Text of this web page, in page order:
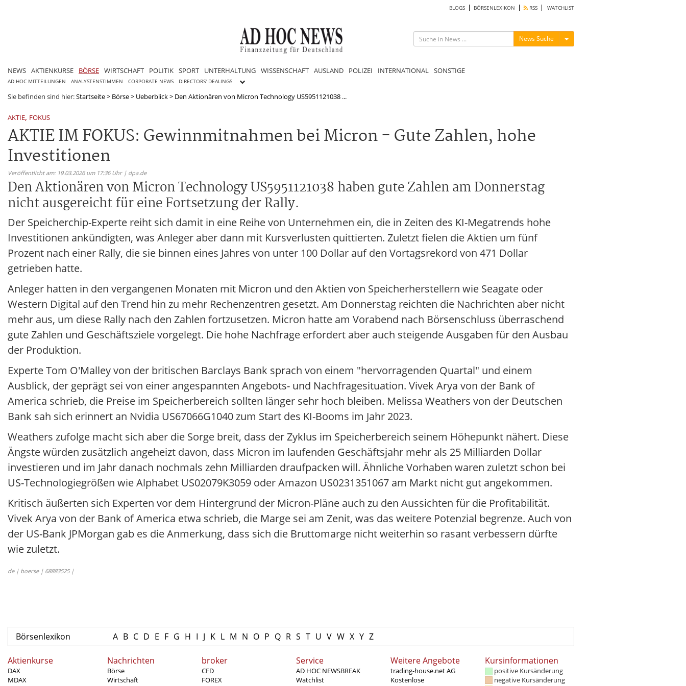
BLOGS BÖRSENLEXIKON RSS WATCHLIST
News Suche Menü ein-/ausblenden
NEWS AKTIENKURSE BÖRSE WIRTSCHAFT POLITIK SPORT UNTERHALTUNG WISSENSCHAFT AUSLAND POLIZEI INTERNATIONAL SONSTIGE
AD HOC MITTEILUNGEN ANALYSTENSTIMMEN CORPORATE NEWS DIRECTORS' DEALINGS
Sie befinden sind hier:Startseite> Börse> Ueberblick> Den Aktionären von Micron Technology US5951121038 ...
AKTIE, FOKUS
AKTIE IM FOKUS: Gewinnmitnahmen bei Micron - Gute Zahlen, hohe
Investitionen
Veröffentlicht am: 19.03.2026 um 17:36 Uhr | dpa.de
Den Aktionären von Micron Technology US5951121038 haben gute Zahlen am Donnerstag
nicht ausgereicht für eine Fortsetzung der Rally.
Der Speicherchip-Experte reiht sich damit in eine Reihe von Unternehmen ein, die in Zeiten des KI-Megatrends hohe
Investitionen ankündigten, was Anleger aber dann mit Kursverlusten quittierten. Zuletzt fielen die Aktien um fünf
Prozent nach einer Rally, die sie binnen eines Jahres von unter 100 Dollar auf den Vortagsrekord von 471 Dollar
getrieben hatte.
Anleger hatten in den vergangenen Monaten mit Micron und den Aktien von Speicherherstellern wie Seagate oder
Western Digital auf den Trend hin zu mehr Rechenzentren gesetzt. Am Donnerstag reichten die Nachrichten aber nicht
mehr aus, um diese Rally nach den Zahlen fortzusetzen. Micron hatte am Vorabend nach Börsenschluss überraschend
gute Zahlen und Geschäftsziele vorgelegt. Die hohe Nachfrage erfordert aber auch steigende Ausgaben für den Ausbau
der Produktion.
Experte Tom O'Malley von der britischen Barclays Bank sprach von einem "hervorragenden Quartal" und einem
Ausblick, der geprägt sei von einer angespannten Angebots- und Nachfragesituation. Vivek Arya von der Bank of
America schrieb, die Preise im Speicherbereich sollten länger sehr hoch bleiben. Melissa Weathers von der Deutschen
Bank sah sich erinnert an Nvidia US67066G1040 zum Start des KI-Booms im Jahr 2023.
Weathers zufolge macht sich aber die Sorge breit, dass der Zyklus im Speicherbereich seinem Höhepunkt nähert. Diese
Ängste würden zusätzlich angeheizt davon, dass Micron im laufenden Geschäftsjahr mehr als 25 Milliarden Dollar
investieren und im Jahr danach nochmals zehn Milliarden draufpacken will. Ähnliche Vorhaben waren zuletzt schon bei
US-Technologiegrößen wie Alphabet US02079K3059 oder Amazon US0231351067 am Markt nicht gut angekommen.
Kritisch äußerten sich Experten vor dem Hintergrund der Micron-Pläne auch zu den Aussichten für die Profitabilität.
Vivek Arya von der Bank of America etwa schrieb, die Marge sei am Zenit, was das weitere Potenzial begrenze. Auch von
der US-Bank JPMorgan gab es die Anmerkung, dass sich die Bruttomarge nicht weiterhin so rasant verbessern dürfte
wie zuletzt.
de | boerse | 68883525 |
Börsenlexikon A B C D E F G H I J K L M N O P Q R S T U V W X Y Z
Aktienkurse
DAX
MDAX
Nachrichten
Börse
Wirtschaft
broker
CFD
FOREX
Service
AD HOC NEWSBREAK
Watchlist
Weitere Angebote
trading-house.net AG
Kostenlose
Kursinformationen
positive Kursänderung
negative Kursänderung